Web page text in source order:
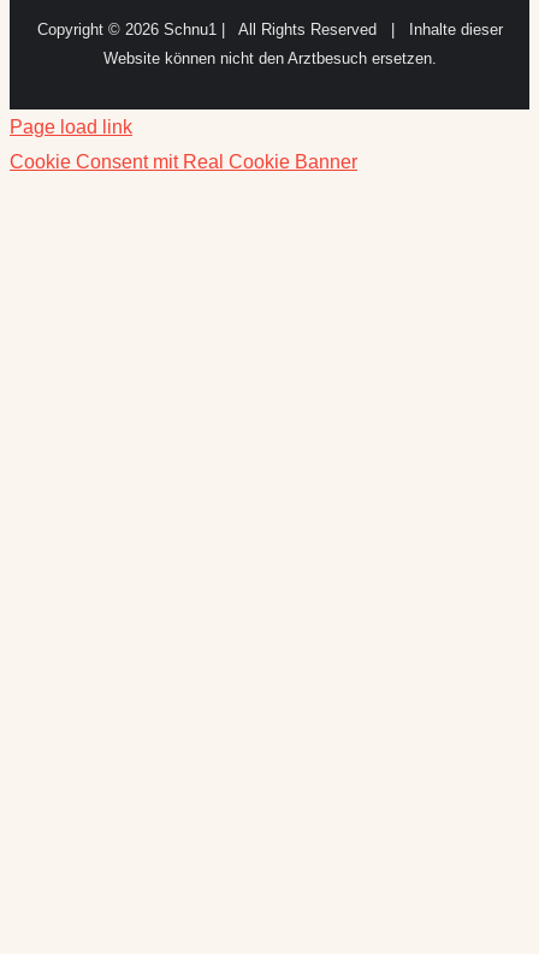
Copyright © 2026 Schnu1 | All Rights Reserved | Inhalte dieser
Website können nicht den Arztbesuch ersetzen.
Page load link
Cookie Consent mit Real Cookie Banner